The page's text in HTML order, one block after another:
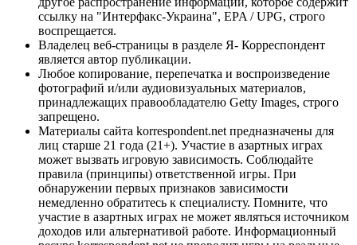
ссылку на "Интерфакс-Украина", EPA / UPG, строго
воспрещается.
Владелец веб-страницы в разделе Я- Корреспондент
является автор публикации.
Любое копирование, перепечатка и воспроизведение
фотографий и/или аудиовизуальных материалов,
принадлежащих правообладателю Getty Images, строго
запрещено.
Материалы сайта korrespondent.net предназначены для
лиц старше 21 года (21+). Участие в азартных играх
может вызвать игровую зависимость. Соблюдайте
правила (принципы) ответственной игры. При
обнаружении первых признаков зависимости
немедленно обратитесь к специалисту. Помните, что
участие в азартных играх не может являться источником
доходов или альтернативой работе. Информационный